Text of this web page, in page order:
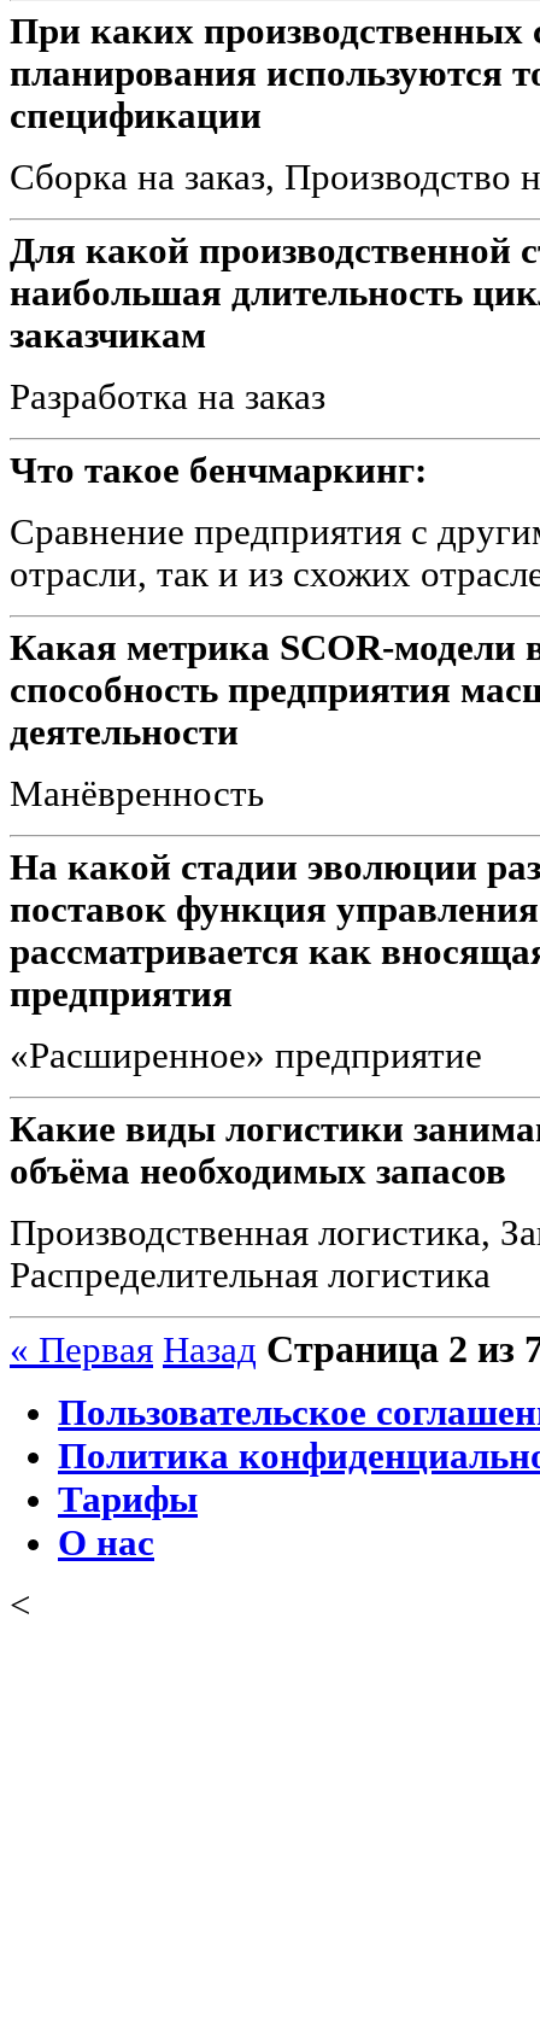
При каких производственных
планирования используются
спецификации
Сборка на заказ, Производство
Для какой производственной
наибольшая длительность
заказчикам
Разработка на заказ
Что такое бенчмаркинг:
Сравнение предприятия с
отрасли, так и из схожих
Какая метрика SCOR-модели
способность предприятия
деятельности
Манёвренность
На какой стадии эволюции
поставок функция
рассматривается как
предприятия
«Расширенное» предприятие
Какие виды логистики
объёма необходимых запасов
Производственная логистика,
Распределительная логистика
« Первая Назад Страница 2 из
Пользовательское
Политика
Тарифы
О нас
<